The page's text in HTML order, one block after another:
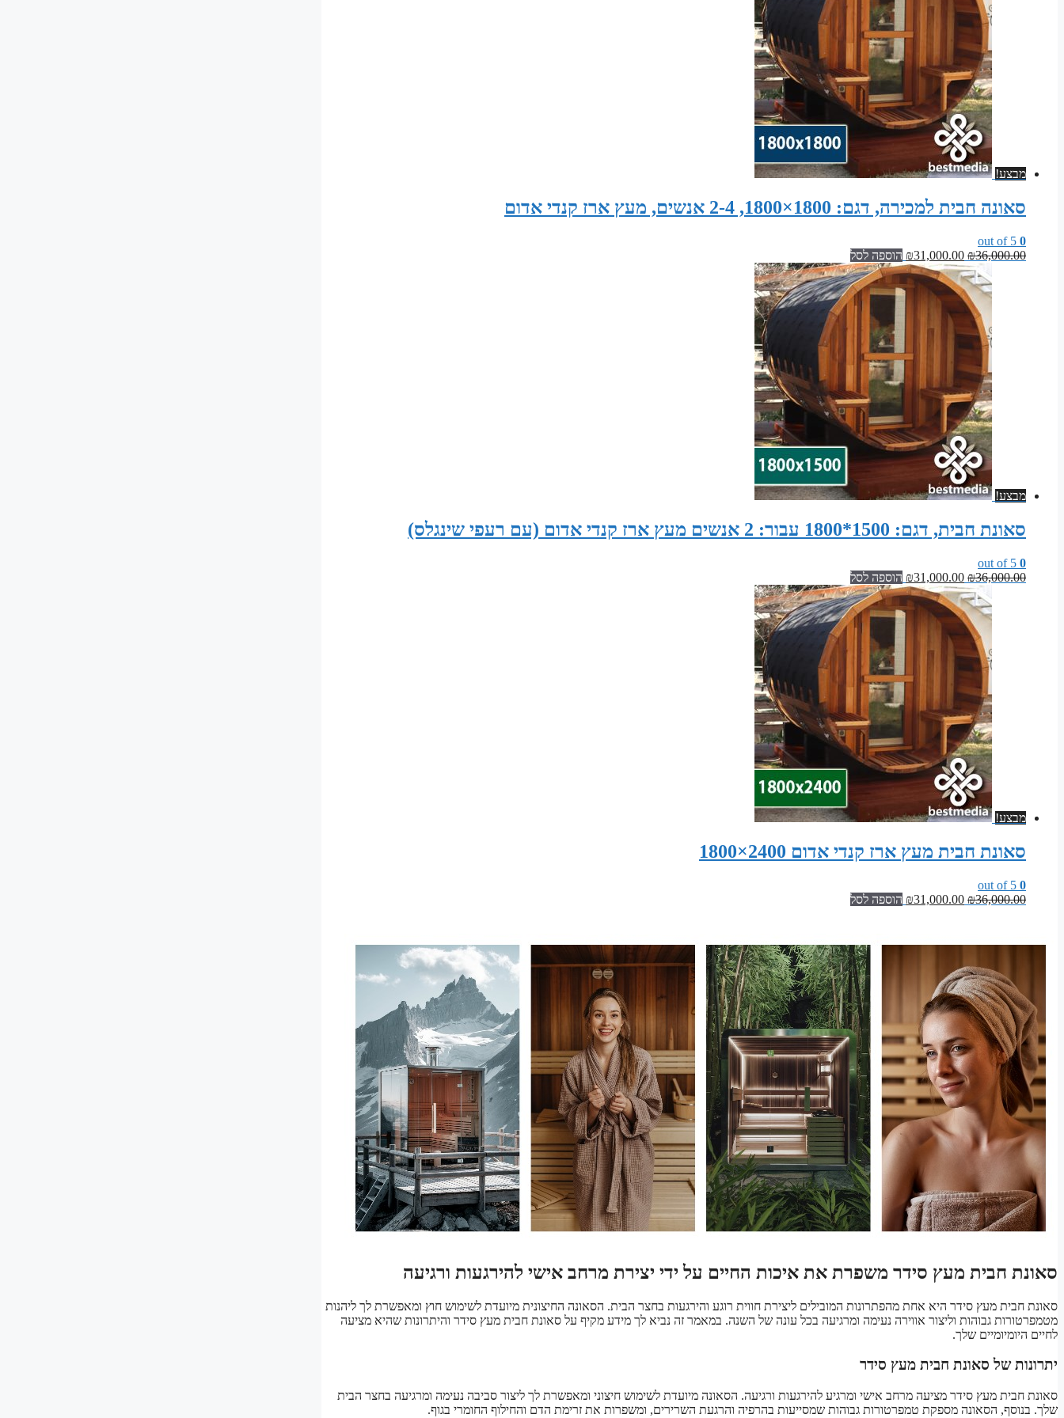
מבצע!
סאונה חבית למכירה, דגם: 1800×1800, 2-4 אנשים, מעץ ארז קנדי אדום
0
₪36,000.00
המחיר
המקורי
היה:
₪36,000.00.
₪31,000.00
המחיר
הנוכחי
הוא:
₪31,000.00.
הוספה לסל
מבצע!
סאונת חבית, דגם: 1500*1800 עבור: 2 אנשים מעץ ארז קנדי אדום (עם רעפי שינגלס)
0
₪36,000.00
המחיר
המקורי
היה:
₪36,000.00.
₪31,000.00
המחיר
הנוכחי
הוא:
₪31,000.00.
הוספה לסל
מבצע!
סאונת חבית מעץ ארז קנדי אדום 2400×1800
0
₪36,000.00
המחיר
₪31,000.00
המחיר
הוספה לסל
סאונת חבית מעץ סידר משפרת את איכות החיים על ידי יצירת מרחב אישי להירגעות ורגיעה
סאונת חבית מעץ סידר היא אחת מהפתרונות המובילים ליצירת חווית רוגע והירגעות בחצר הבית. הסאונה החיצונית מיועדת לשימוש חוץ ומאפשרת לך ליהנות
מטמפרטורות גבוהות וליצור אווירה נעימה ומרגיעה בכל עונה של השנה. במאמר זה נביא לך מידע מקיף על סאונת חבית מעץ סידר והיתרונות שהיא מציעה
לחיים היומיומיים שלך.
יתרונות של סאונת חבית מעץ סידר
סאונת חבית מעץ סידר מציעה מרחב אישי ומרגיע להירגעות ורגיעה. הסאונה מיועדת לשימוש חיצוני ומאפשרת לך ליצור סביבה נעימה ומרגיעה בחצר הבית
שלך. בנוסף, הסאונה מספקת טמפרטורות גבוהות שמסייעות בהרפיה והרגעת השרירים, ומשפרות את זרימת הדם והחילוף החומרי בגוף.